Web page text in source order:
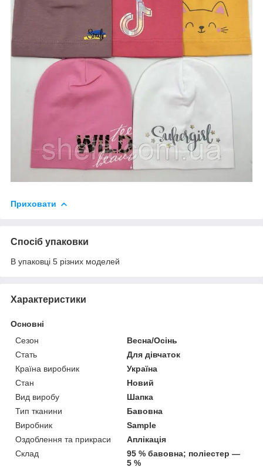
Приховати
Спосіб упаковки
В упаковці 5 різних моделей
Характеристики
Основні
Сезон
Весна/Осінь
Стать
Для дівчаток
Країна виробник
Україна
Стан
Новий
Вид виробу
Шапка
Тип тканини
Бавовна
Виробник
Sample
Оздоблення та прикраси
Аплікація
Склад
95 % бавовна; поліестер —
5 %